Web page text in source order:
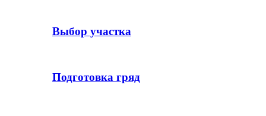
Выбор участка
Подготовка гряд